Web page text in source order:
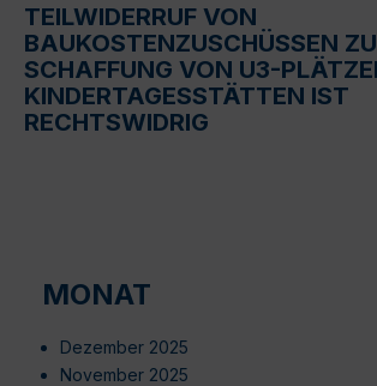
TEILWIDERRUF VON
BAUKOSTENZUSCHÜSSEN
SCHAFFUNG VON U3-
KINDERTAGESSTÄTTEN IST
RECHTSWIDRIG
MONAT
Dezember 2025
November 2025